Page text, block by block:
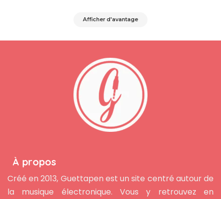
Afficher d'avantage
À propos
Créé en 2013, Guettapen est un site centré autour de
la musique électronique. Vous y retrouvez en